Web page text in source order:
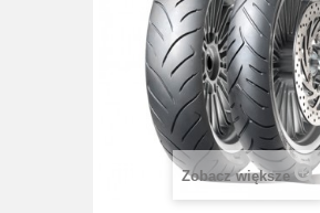
Zobacz większe